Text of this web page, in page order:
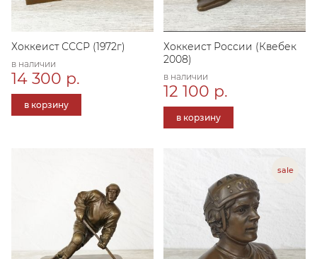
Хоккеист СССР (1972г)
в наличии
14 300 р.
в корзину
Хоккеист России (Квебек
2008)
в наличии
12 100 р.
в корзину